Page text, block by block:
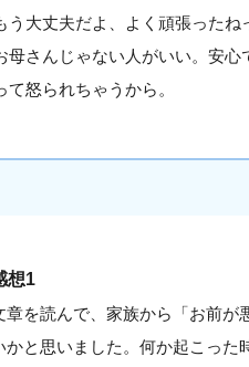
う大丈夫だよ、よく頑張ったね
母さんじゃない人がいい。安
て怒られちゃうから。
想1
章を読んで、家族から「お前が
かと思いました。何か起こった